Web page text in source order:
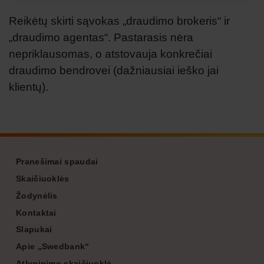
Reikėtų skirti sąvokas „draudimo brokeris“ ir
„draudimo agentas“. Pastarasis nėra
nepriklausomas, o atstovauja konkrečiai
draudimo bendrovei (dažniausiai ieško jai
klientų).
Footer
Pranešimai spaudai
Skaičiuoklės
Žodynėlis
Kontaktai
Slapukai
Apie „Swedbank“